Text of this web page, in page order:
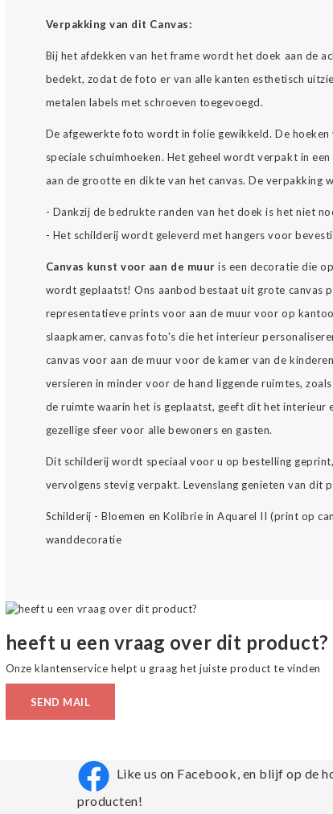
Verpakking van dit Canvas:
Bij het afdekken van het frame wordt het doek aan de
bedekt, zodat de foto er van alle kanten esthetisch
metalen labels met schroeven toegevoegd.
De afgewerkte foto wordt in folie gewikkeld. De
speciale schuimhoeken. Het geheel wordt verpakt in
aan de grootte en dikte van het canvas. De verpakking
- Dankzij de bedrukte randen van het doek is het niet
- Het schilderij wordt geleverd met hangers voor
Canvas kunst voor aan de muur is een decoratie die
wordt geplaatst! Ons aanbod bestaat uit grote canvas
representatieve prints voor aan de muur voor op
slaapkamer, canvas foto's die het interieur
canvas voor aan de muur voor de kamer van de
versieren in minder voor de hand liggende ruimtes,
de ruimte waarin het is geplaatst, geeft dit het interieur
gezellige sfeer voor alle bewoners en gasten.
Dit schilderij wordt speciaal voor u op bestelling
vervolgens stevig verpakt. Levenslang genieten van dit
Schilderij - Bloemen en Kolibrie in Aquarel II (print op
wanddecoratie
heeft u een vraag over dit product?
Onze klantenservice helpt u graag het juiste product te vinden
SEND MAIL
Like us on Facebook, en blijf op de
producten!